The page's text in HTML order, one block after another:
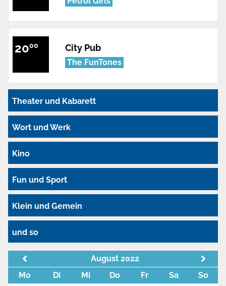
2000 City Pub
The FunTones
Theater und Kabarett
Wort und Werk
Kino
Fun und Sport
Klein und Gemein
und so
August 2022
Mo
Di Mi Do Fr Sa
So